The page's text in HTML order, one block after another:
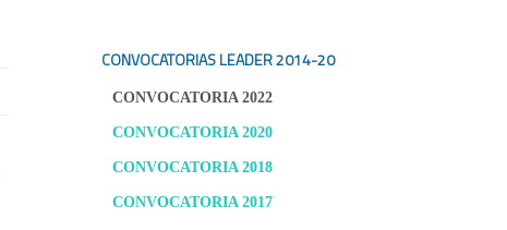
CONVOCATORIAS LEADER2014-20
CONVOCATORIA 2022
CONVOCATORIA 2020
CONVOCATORIA 2018
CONVOCATORIA 2017